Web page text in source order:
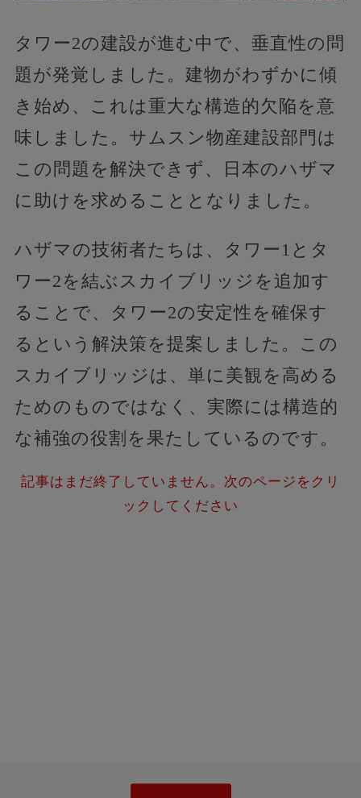
タワー2の建設が進む中で、垂直性の問
題が発覚しました。建物がわずかに傾
き始め、これは重大な構造的欠陥を意
味しました。サムスン物産建設部門は
この問題を解決できず、日本のハザマ
に助けを求めることとなりました。
ハザマの技術者たちは、タワー1とタ
ワー2を結ぶスカイブリッジを追加す
ることで、タワー2の安定性を確保す
るという解決策を提案しました。この
スカイブリッジは、単に美観を高める
ためのものではなく、実際には構造的
な補強の役割を果たしているのです。
記事はまだ終了していません。次のページをクリ
ックしてください